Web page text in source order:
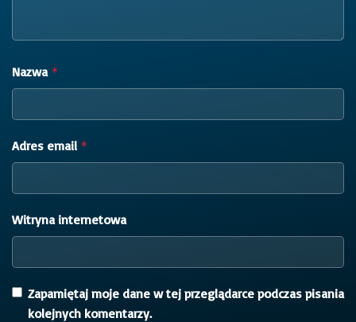
Nazwa *
Adres email *
Witryna internetowa
Zapamiętaj moje dane w tej przeglądarce podczas pisania
kolejnych komentarzy.